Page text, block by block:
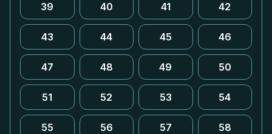
39 40 41 42
43 44 45 46
47 48 49 50
51 52 53 54
55 56 57 58